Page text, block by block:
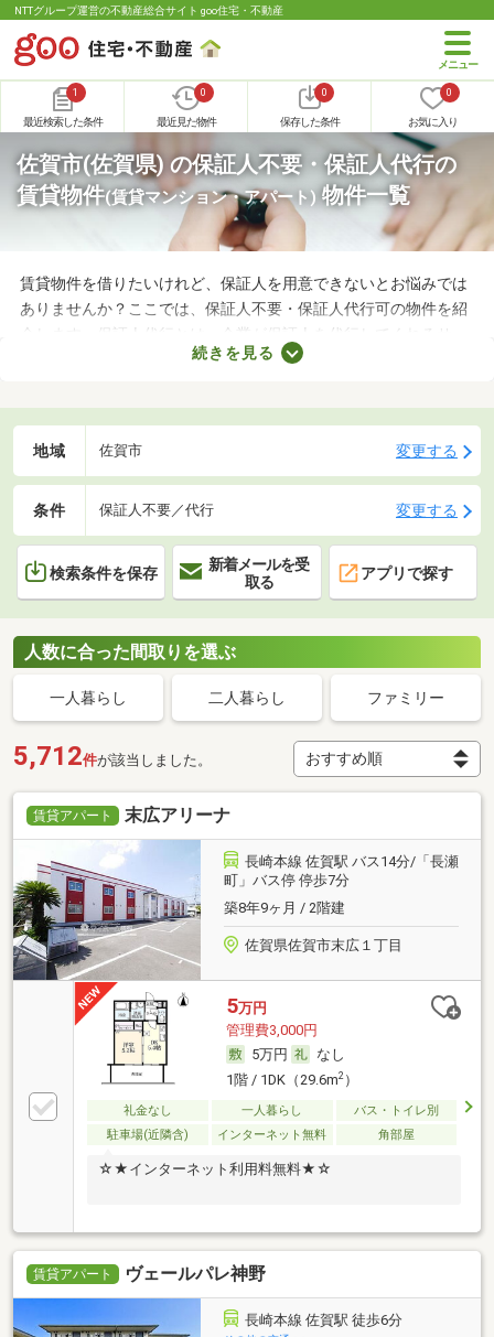
NTTグループ運営の不動産総合サイト goo住宅・不動産
1
最近検索した条件
0
最近見た物件
0
保存した条件
0
お気に入り
佐賀市(佐賀県) の保証人不要・保証人代行の
賃貸物件(賃貸マンション・アパート) 物件一覧
賃貸物件を借りたいけれど、保証人を用意できないとお悩みでは
ありませんか？ここでは、保証人不要・保証人代行可の物件を紹
介します。保証人代行とは、企業が保証人を代行してくれるサー
ビスです。保証人を用意できなくてもお部屋を借りられるので、
た生活を送りましょう。
続きを見る
地域 佐賀市 変更する
条件 保証人不要／代行 変更する
検索条件を保存
新着メールを受
取る
アプリで探す
人数に合った間取りを選ぶ
一人暮らし 二人暮らし ファミリー
5,712件が該当しました。
賃貸アパート 末広アリーナ
長崎本線 佐賀駅 バス14分/「長瀬
町」バス停 停歩7分
築8年9ヶ月 / 2階建
佐賀県佐賀市末広１丁目
5万円
管理費3,000円
5万円
なし
1階 / 1DK（29.6m2）
礼金なし 一人暮らし
バス・トイレ別
駐車場(近隣含)
インターネット無料 角部屋
☆★インターネット利用料無料★☆
賃貸アパート ヴェールパレ神野
長崎本線 佐賀駅 徒歩6分